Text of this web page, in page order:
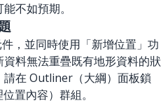
不如預期。
，並同時使用「新增位置」功
料無法重疊既有地形資料的狀
在 Outliner（大綱）面板鎖
置內容）群組。